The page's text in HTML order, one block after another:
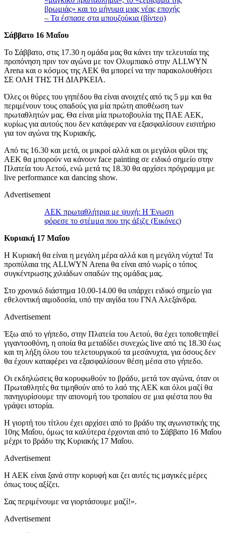
βρωμιάς» και το μήνυμα μιας νέας εποχής
– Τα έσπασε στα μπουζούκια (βίντεο)
Σάββατο 16 Μαΐου
Το Σάββατο, στις 17.30 η ομάδα μας θα κάνει την τελευταία της
προπόνηση πριν τον αγώνα με τον Ολυμπιακό στην ALLWYN
Arena και ο κόσμος της ΑΕΚ θα μπορεί να την παρακολουθήσει
ΣΕ ΟΛΗ ΤΗΣ ΤΗ ΔΙΑΡΚΕΙΑ.
Όλες οι θύρες του γηπέδου θα είναι ανοιχτές από τις 5 μμ και θα
περιμένουν τους οπαδούς για μία πρώτη αποθέωση των
πρωταθλητών μας. Θα είναι μία πρωτοβουλία της ΠΑΕ ΑΕΚ,
κυρίως για αυτούς που δεν κατάφεραν να εξασφαλίσουν εισιτήριο
για τον αγώνα της Κυριακής.
Από τις 16.30 και μετά, οι μικροί αλλά και οι μεγάλοι φίλοι της
ΑΕΚ θα μπορούν να κάνουν face painting σε ειδικό σημείο στην
Πλατεία του Αετού, ενώ μετά τις 18.30 θα αρχίσει πρόγραμμα με
live performance και dancing show.
Advertisement
ΑΕΚ πρωταθλήτρια με ψυχή: Η Ένωση
φόρεσε το στέμμα που της άξιζε (Εικόνες)
Κυριακή 17 Μαΐου
Η Κυριακή θα είναι η μεγάλη μέρα αλλά και η μεγάλη νύχτα! Τα
προπύλαια της ALLWYN Arena θα είναι από νωρίς ο τόπος
συγκέντρωσης χιλιάδων οπαδών της ομάδας μας.
Στο χρονικό διάστημα 10.00-14.00 θα υπάρχει ειδικό σημείο για
εθελοντική αιμοδοσία, υπό την αιγίδα του ΓΝΑ Αλεξάνδρα.
Advertisement
Έξω από το γήπεδο, στην Πλατεία του Αετού, θα έχει τοποθετηθεί
γιγαντοοθόνη, η οποία θα μεταδίδει συνεχώς live από τις 18.30 έως
και τη λήξη όλου του τελετουργικού τα μεσάνυχτα, για όσους δεν
θα έχουν καταφέρει να εξασφαλίσουν θέση μέσα στο γήπεδο.
Οι εκδηλώσεις θα κορυφωθούν το βράδυ, μετά τον αγώνα, όταν οι
Πρωταθλητές θα τιμηθούν από το λαό της ΑΕΚ και όλοι μαζί θα
πανηγυρίσουμε την απονομή του τροπαίου σε μια φιέστα που θα
γράψει ιστορία.
Η γιορτή του τίτλου έχει αρχίσει από το βράδυ της αγωνιστικής της
10ης Μαΐου, όμως τα καλύτερα έρχονται από το Σάββατο 16 Μαΐου
μέχρι το βράδυ της Κυριακής 17 Μαΐου.
Advertisement
Η ΑΕΚ είναι ξανά στην κορυφή και ζει αυτές τις μαγικές μέρες
όπως τους αξίζει.
Σας περιμένουμε να γιορτάσουμε μαζί!».
Advertisement